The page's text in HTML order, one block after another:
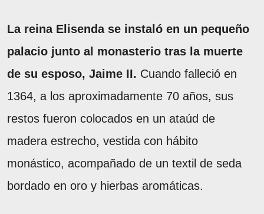
La reina Elisenda se instaló en un pequeño
palacio junto al monasterio tras la muerte
de su esposo, Jaime II. Cuando falleció en
1364, a los aproximadamente 70 años, sus
restos fueron colocados en un ataúd de
madera estrecho, vestida con hábito
monástico, acompañado de un textil de seda
bordado en oro y hierbas aromáticas.